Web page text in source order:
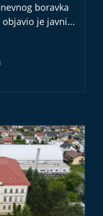
boravka
objavio je javni...